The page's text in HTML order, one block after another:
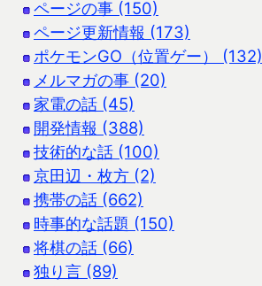
ページの事 (150)
ページ更新情報 (173)
ポケモンGO（位置ゲー） (132)
メルマガの事 (20)
家電の話 (45)
開発情報 (388)
技術的な話 (100)
京田辺・枚方 (2)
携帯の話 (662)
時事的な話題 (150)
将棋の話 (66)
独り言 (89)